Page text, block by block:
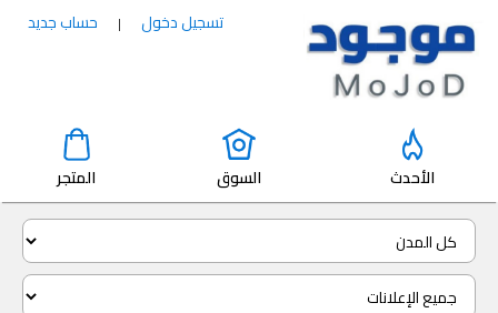
تسجيل دخول | حساب جديد
الأحدث السوق المتجر